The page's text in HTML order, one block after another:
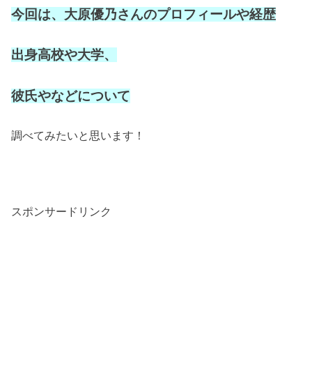
今回は、大原優乃さんのプロフィールや経歴
出身高校や大学、
彼氏やなどについて
調べてみたいと思います！
スポンサードリンク